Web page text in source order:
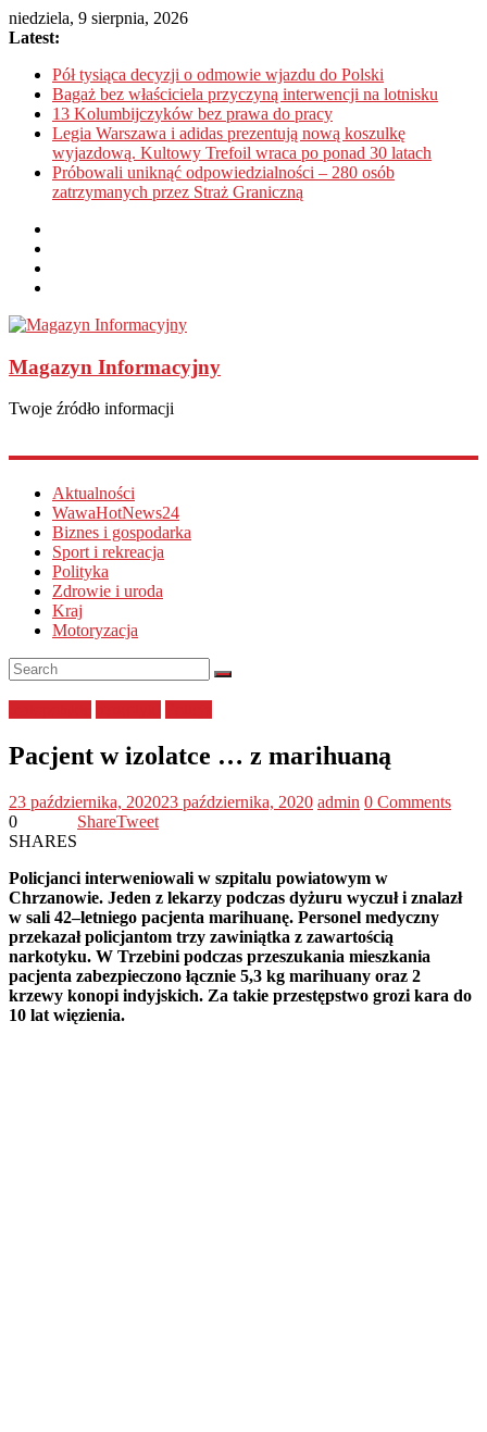
niedziela, 9 sierpnia, 2026
Latest:
Pół tysiąca decyzji o odmowie wjazdu do Polski
Bagaż bez właściciela przyczyną interwencji na lotnisku
13 Kolumbijczyków bez prawa do pracy
Legia Warszawa i adidas prezentują nową koszulkę
wyjazdową. Kultowy Trefoil wraca po ponad 30 latach
Próbowali uniknąć odpowiedzialności – 280 osób
zatrzymanych przez Straż Graniczną
Magazyn Informacyjny
Twoje źródło informacji
Aktualności
WawaHotNews24
Biznes i gospodarka
Sport i rekreacja
Polityka
Zdrowie i uroda
Kraj
Motoryzacja
Pacjent w izolatce … z marihuaną
23 października, 202023 października, 2020 admin 0 Comments
0
SHARES
ShareTweet
Policjanci interweniowali w szpitalu powiatowym w
Chrzanowie. Jeden z lekarzy podczas dyżuru wyczuł i znalazł
w sali 42–letniego pacjenta marihuanę. Personel medyczny
przekazał policjantom trzy zawiniątka z zawartością
narkotyku. W Trzebini podczas przeszukania mieszkania
pacjenta zabezpieczono łącznie 5,3 kg marihuany oraz 2
krzewy konopi indyjskich. Za takie przestępstwo grozi kara do
10 lat więzienia.